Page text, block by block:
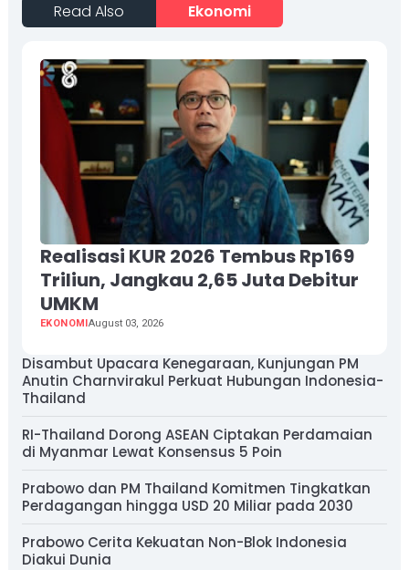
Read Also Ekonomi
Realisasi KUR 2026 Tembus Rp169
Triliun, Jangkau 2,65 Juta Debitur
UMKM
EKONOMIAugust 03, 2026
Disambut Upacara Kenegaraan, Kunjungan PM
Anutin Charnvirakul Perkuat Hubungan Indonesia-
Thailand
RI-Thailand Dorong ASEAN Ciptakan Perdamaian
di Myanmar Lewat Konsensus 5 Poin
Prabowo dan PM Thailand Komitmen Tingkatkan
Perdagangan hingga USD 20 Miliar pada 2030
Prabowo Cerita Kekuatan Non-Blok Indonesia
Diakui Dunia